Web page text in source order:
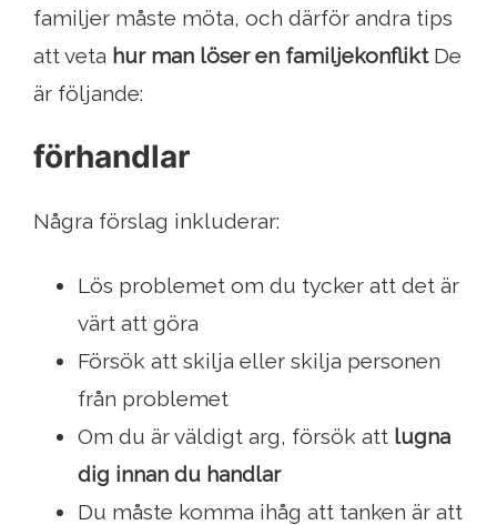
familjer måste möta, och därför andra tips
att veta hur man löser en familjekonfliktDe
är följande:
förhandlar
Några förslag inkluderar:
Lös problemet om du tycker att det är
värt att göra
Försök att skilja eller skilja personen
från problemet
Om du är väldigt arg, försök att lugna
dig innan du handlar
Du måste komma ihåg att tanken är att